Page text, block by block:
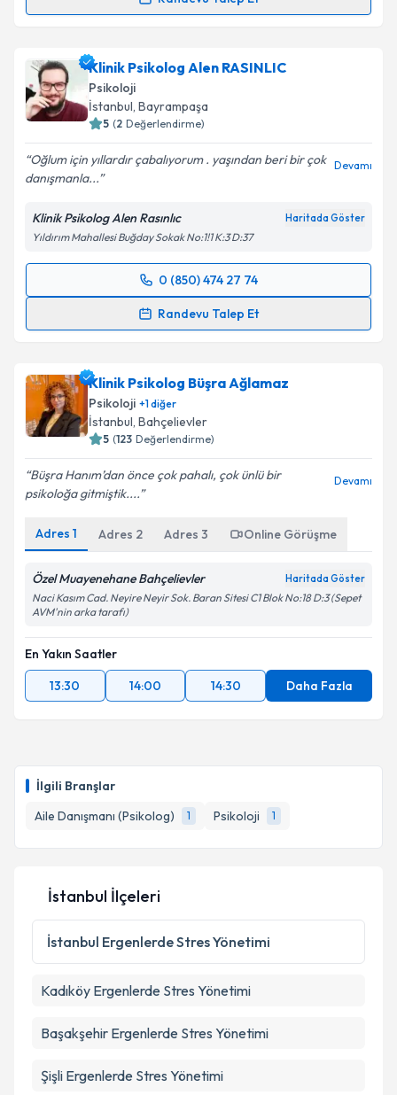
İlgili Branşlar
Aile Danışmanı (Psikolog)
1 Psikoloji 1
randevu almanız için bir takvim hazırlandığında e-
posta ile bilgilendireceğiz.
E-posta Adresiniz
Metni'ni okudum ve kişisel verilerimin belirtilen
kapsamda işlenmesini kabul ediyorum.
Takvim Talebini Gönder
Klinik Psikolog Alen RASINLIC
Psikoloji
İstanbul, Bayrampaşa
5 (2 Değerlendirme)
Oğlum için yıllardır çabalıyorum . yaşından beri bir çok
danışmanla...
Devamı
Klinik Psikolog Alen Rasınlıc Haritada Göster
Yıldırım Mahallesi Buğday Sokak No:1!1 K:3 D:37
0 (850) 474 27 74
Randevu Talep Et
Randevu Takvimi Talebi
için bir takvim hazırlandığında e-posta ile
bilgilendireceğiz.
E-posta Adresiniz
Metni 'ni okudum ve kişisel verilerimin belirtilen
Klinik Psikolog Büşra Ağlamaz
Psikoloji +1diğer
İstanbul, Bahçelievler
5 (123 Değerlendirme)
Büşra Hanım’dan önce çok pahalı, çok ünlü bir
psikoloğa gitmiştik....
Devamı
Adres 1 Adres 2 Adres 3 Online Görüşme
Özel Muayenehane Bahçelievler Haritada Göster
Naci Kasım Cad. Neyire Neyir Sok. Baran Sitesi C1 Blok No:18 D:3 (Sepet
AVM'nin arka tarafı)
En Yakın Saatler
13:30
14:00 14:30 Daha Fazla
İstanbul İlçeleri
İstanbul Ergenlerde Stres Yönetimi
Kadıköy Ergenlerde Stres Yönetimi
Başakşehir Ergenlerde Stres Yönetimi
Şişli Ergenlerde Stres Yönetimi